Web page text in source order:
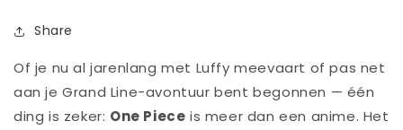
Share
Of je nu al jarenlang met Luffy meevaart of pas net
aan je Grand Line-avontuur bent begonnen — één
ding is zeker: One Piece is meer dan een anime. Het